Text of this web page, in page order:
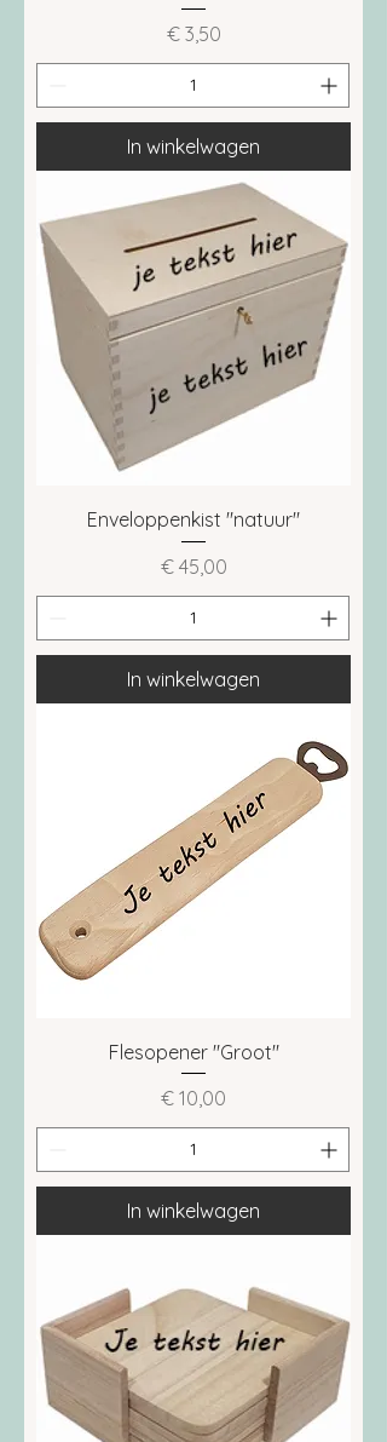
Prijs
€ 3,50
In winkelwagen
Enveloppenkist "natuur"
Prijs
€ 45,00
In winkelwagen
Flesopener "Groot"
Prijs
€ 10,00
In winkelwagen